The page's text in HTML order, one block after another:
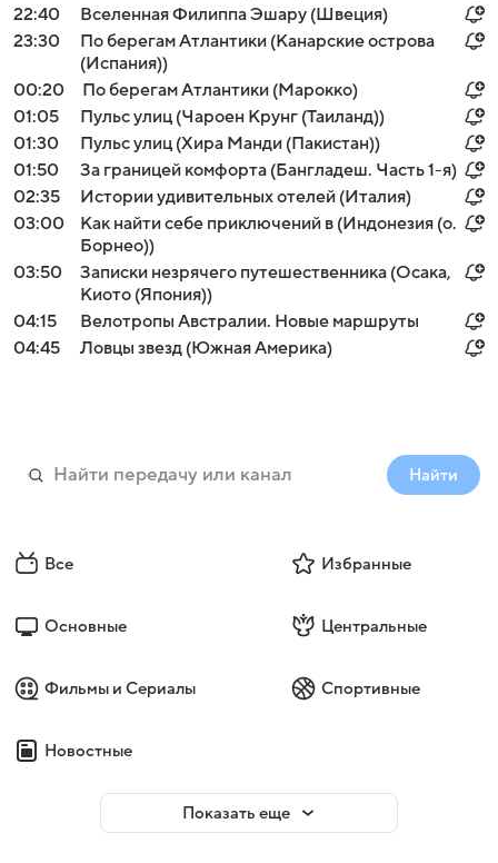
22:40
Вселенная Филиппа Эшару (Швеция)
23:30
По берегам Атлантики (Канарские острова
(Испания))
00:20
По берегам Атлантики (Марокко)
01:05
Пульс улиц (Чароен Крунг (Таиланд))
01:30
Пульс улиц (Хира Манди (Пакистан))
01:50
За границей комфорта (Бангладеш. Часть 1-я)
02:35
Истории удивительных отелей (Италия)
03:00
Как найти себе приключений в (Индонезия (о.
Борнео))
03:50
Записки незрячего путешественника (Осака,
Киото (Япония))
04:15
Велотропы Австралии. Новые маршруты
04:45
Ловцы звезд (Южная Америка)
Найти
Все Избранные
Основные Центральные
Фильмы и Сериалы Спортивные
Новостные
Показать еще